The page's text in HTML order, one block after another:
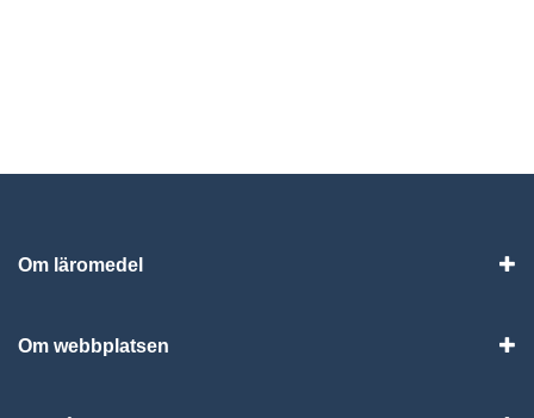
Om läromedel
Om webbplatsen